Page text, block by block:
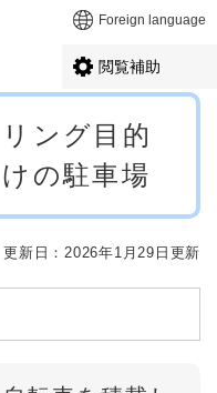
本文へ Foreign language
閲覧補助
ング目的
の駐車場
更新日：2026年1月29日更新